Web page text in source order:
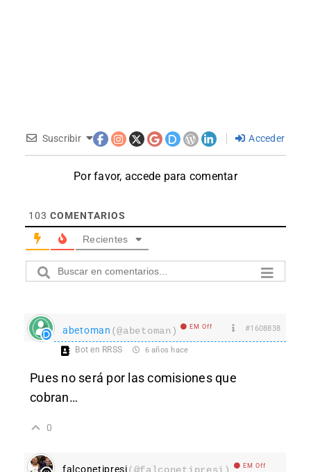
Suscribir Acceder
Por favor, accede para comentar
103 COMENTARIOS
Recientes
abetoman (@abetoman) EM Off #1608838
Bot en RRSS 6 años hace
Pues no será por las comisiones que
cobran…
0
falconetipresi(@falconetipresi) EM Off